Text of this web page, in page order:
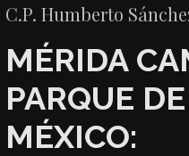
C.P. Humberto
MÉRIDA
PARQUE
MÉXICO: